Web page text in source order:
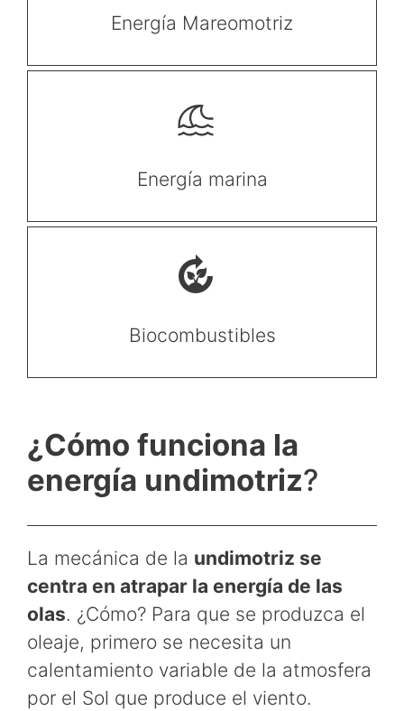
Energía Mareomotriz
Energía marina
Biocombustibles
¿Cómo funciona la
energía undimotriz?
La mecánica de la undimotriz se
centra en atrapar la energía de las
olas. ¿Cómo? Para que se produzca el
oleaje, primero se necesita un
calentamiento variable de la atmosfera
por el Sol que produce el viento.